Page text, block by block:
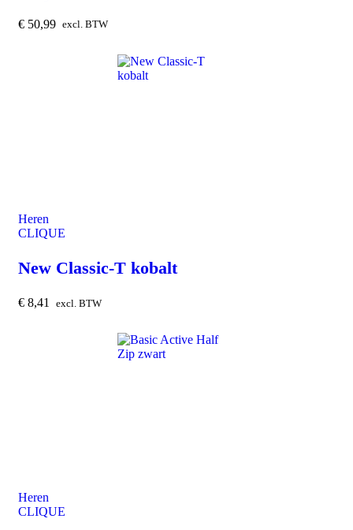
€ 50,99 excl. BTW
Heren
CLIQUE
New Classic-T kobalt
€ 8,41 excl. BTW
Heren
CLIQUE